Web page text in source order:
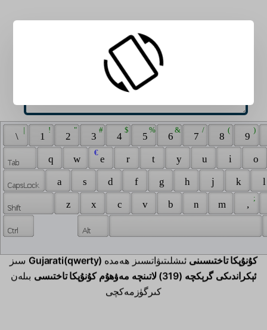
\
|
1
!
2
"
3
#
4
$
5
%
6
&
7
/
8
(
9
)
q w e
€
r t y u i
o
a
s d f g h j k
z
x c v b n m ,
;
سىز Gujarati(qwerty) كۇنۇپكا تاختىسىنىئىشلىتىۋاتىسىز ھەمدە
ئېكراندىكى گرېكچە (319) لاتىنچە مەۋھۇم كۇنۇپكا تاختىسى
بىلەن
كىرگۈزمەكچى